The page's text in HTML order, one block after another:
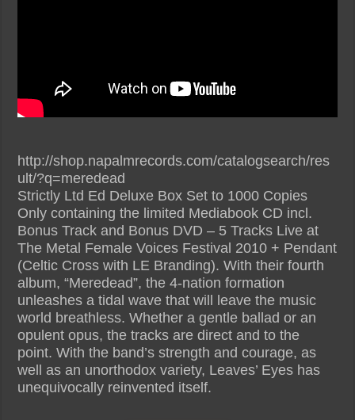
http://shop.napalmrecords.com/catalogsearch/res
ult/?q=meredead
Strictly Ltd Ed Deluxe Box Set to 1000 Copies
Only containing the limited Mediabook CD incl.
Bonus Track and Bonus DVD – 5 Tracks Live at
The Metal Female Voices Festival 2010 + Pendant
(Celtic Cross with LE Branding). With their fourth
album, “Meredead”, the 4-nation formation
unleashes a tidal wave that will leave the music
world breathless. Whether a gentle ballad or an
opulent opus, the tracks are direct and to the
point. With the band’s strength and courage, as
well as an unorthodox variety, Leaves’ Eyes has
unequivocally reinvented itself.